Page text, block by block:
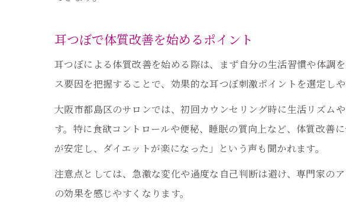
耳つぼで体質改善を始めるポイント
耳つぼによる体質改善を始める際は、まず自分の生活習慣や体調
ス要因を把握することで、効果的な耳つぼ刺激ポイントを選定しや
大阪市都島区のサロンでは、初回カウンセリング時に生活リズム
す。特に食欲コントロールや便秘、睡眠の質向上など、体質改善
が安定し、ダイエットが楽になった」という声も聞かれます。
注意点としては、急激な変化や過度な自己判断は避け、専門家の
の効果を感じやすくなります。